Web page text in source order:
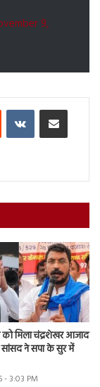
9,
Reddit VKontakteShare via Email
मिला चंद्रशेखर आजाद
सांसद ने सपा के सुर में
- 3:03 PM